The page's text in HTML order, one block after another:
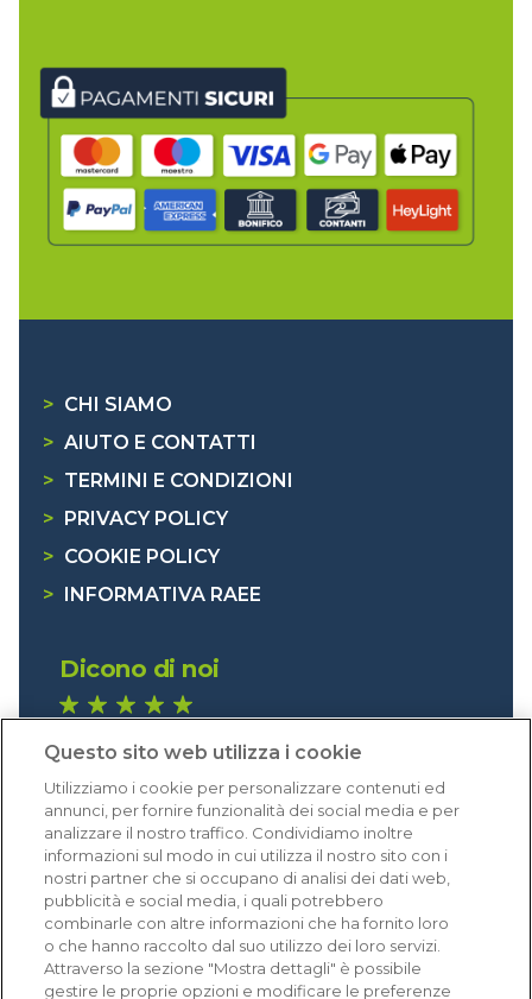
> CHI SIAMO
> AIUTO E CONTATTI
> TERMINI E CONDIZIONI
>
PRIVACY POLICY
> COOKIE POLICY
>
INFORMATIVA RAEE
Dicono di noi
Eccellente (4,8)
Acquisti verificati
Questo sito web utilizza i cookie
Utilizziamo i cookie per personalizzare contenuti ed
annunci, per fornire funzionalità dei social media e per
analizzare il nostro traffico. Condividiamo inoltre
informazioni sul modo in cui utilizza il nostro sito con i
nostri partner che si occupano di analisi dei dati web,
pubblicità e social media, i quali potrebbero
combinarle con altre informazioni che ha fornito loro
o che hanno raccolto dal suo utilizzo dei loro servizi.
Attraverso la sezione "Mostra dettagli" è possibile
gestire le proprie opzioni e modificare le preferenze